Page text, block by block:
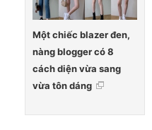
Một chiếc blazer đen,
nàng blogger có 8
cách diện vừa sang
vừa tôn dáng